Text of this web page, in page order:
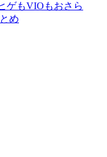
ゲもVIOもおさら
め